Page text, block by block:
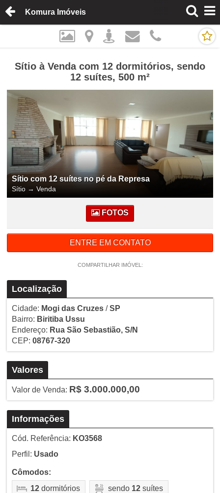
Komura Imóveis
Sítio à Venda com 12 dormitórios, sendo
12 suítes, 500 m²
Sítio com 12 suítes no pé da Represa
Sítio → Venda
FOTOS
ENTRE EM CONTATO
COMPARTILHAR IMÓVEL:
Localização
Cidade: Mogi das Cruzes/SP
Bairro: Biritiba Ussu
Endereço: Rua São Sebastião, S/N
CEP: 08767-320
Valores
Valor de Venda: R$ 3.000.000,00
Informações
Cód. Referência: KO3568
Perfil: Usado
Cômodos:
12dormitórios sendo 12suítes